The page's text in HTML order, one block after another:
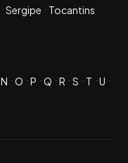
Sergipe Tocantins
N O P Q R S T
U